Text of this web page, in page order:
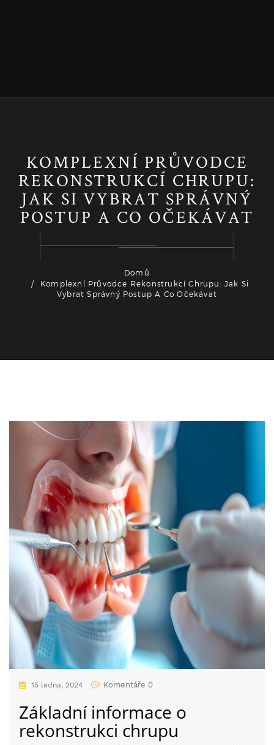
KOMPLEXNÍ PRŮVODCE
REKONSTRUKCÍ CHRUPU:
JAK SI VYBRAT SPRÁVNÝ
POSTUP A CO OČEKÁVAT
Domů
Komplexní Průvodce Rekonstrukcí Chrupu: Jak Si
Vybrat Správný Postup A Co Očekávat
Zdraví a životní styl
15 ledna, 2024 Komentáře 0
Základní informace o
rekonstrukci chrupu